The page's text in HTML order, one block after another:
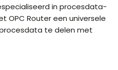
in procesdata-
OPC Router een universele
te delen met